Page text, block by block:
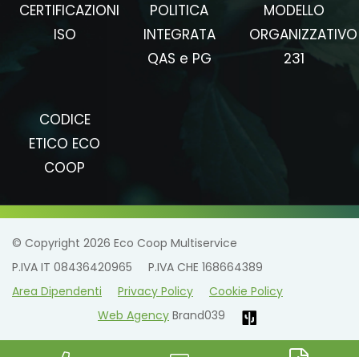
CERTIFICAZIONI
ISO
POLITICA
INTEGRATA
QAS e PG
MODELLO
ORGANIZZATIVO
231
CODICE
ETICO ECO
COOP
© Copyright 2026 Eco Coop Multiservice
P.IVA IT 08436420965
P.IVA CHE 168664389
Area Dipendenti
Privacy Policy
Cookie Policy
Web Agency Brand039